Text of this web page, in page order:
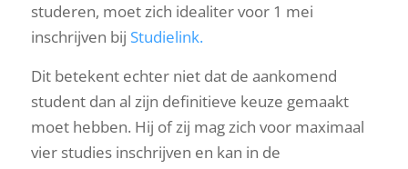
studeren, moet zich idealiter voor 1 mei
inschrijven bij Studielink.
Dit betekent echter niet dat de aankomend
student dan al zijn definitieve keuze gemaakt
moet hebben. Hij of zij mag zich voor maximaal
vier studies inschrijven en kan in de